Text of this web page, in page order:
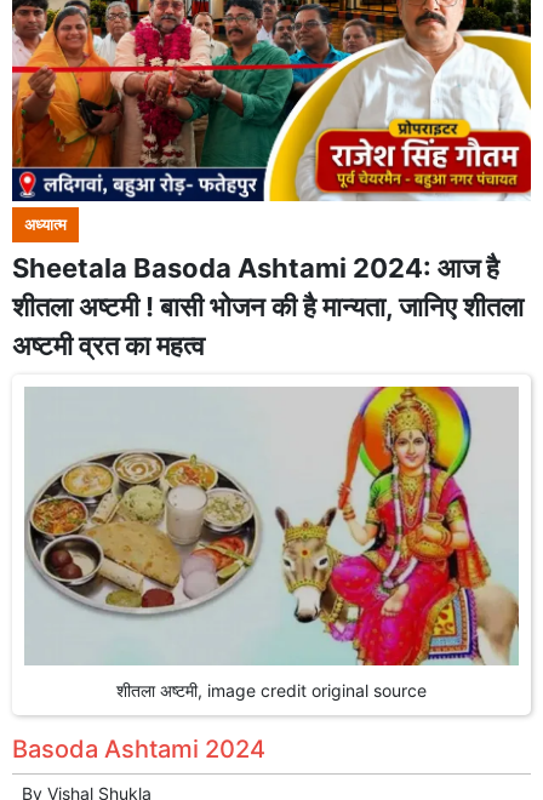
अध्यात्म
Sheetala Basoda Ashtami 2024: आज है
शीतला अष्टमी ! बासी भोजन की है मान्यता, जानिए शीतला
अष्टमी व्रत का महत्व
शीतला अष्टमी, image credit original source
Basoda Ashtami 2024
By Vishal Shukla